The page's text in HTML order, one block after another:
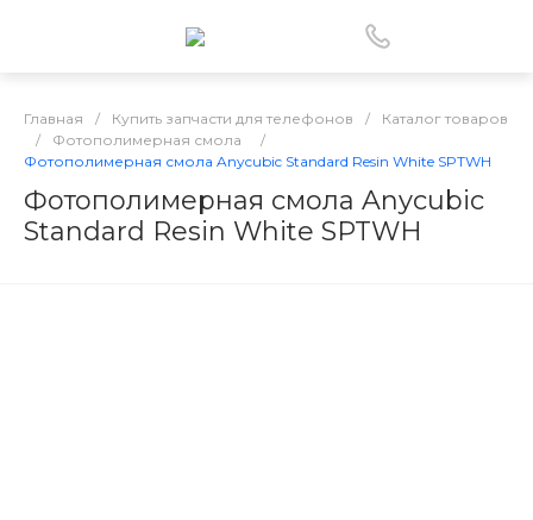
Главная / Купить запчасти для телефонов /
Каталог товаров
/
Фотополимерная смола
/
Фотополимерная смола Anycubic Standard Resin White SPTWH
Фотополимерная смола Anycubic
Standard Resin White SPTWH